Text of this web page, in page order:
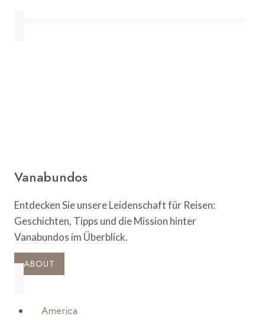
Vanabundos
Entdecken Sie unsere Leidenschaft für Reisen:
Geschichten, Tipps und die Mission hinter
Vanabundos im Überblick.
ABOUT
America